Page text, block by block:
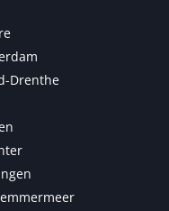
Drenthe